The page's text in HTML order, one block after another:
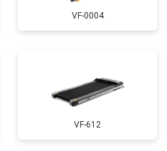
VF-0004
VF-612